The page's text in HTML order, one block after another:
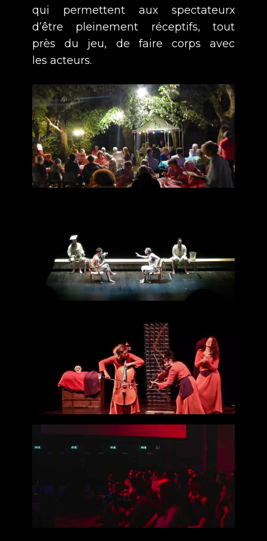
qui permettent aux spectateurx
d’être pleinement réceptifs, tout
près du jeu, de faire corps avec
les acteurs.